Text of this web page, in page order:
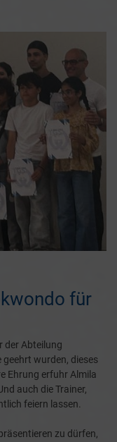
für
der Abteilung
geehrt wurden, dieses
Ehrung erfuhr Almila
auch die Trainer,
feiern lassen.
zu dürfen,